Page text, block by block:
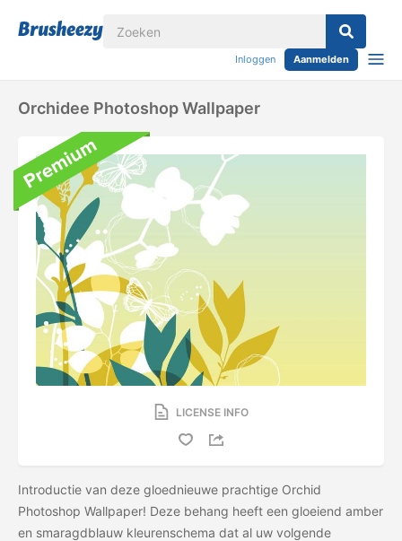
Inloggen Aanmelden
Orchidee Photoshop Wallpaper
LICENSE INFO
Introductie van deze gloednieuwe prachtige Orchid
Photoshop Wallpaper! Deze behang heeft een gloeiend amber
en smaragdblauw kleurenschema dat al uw volgende